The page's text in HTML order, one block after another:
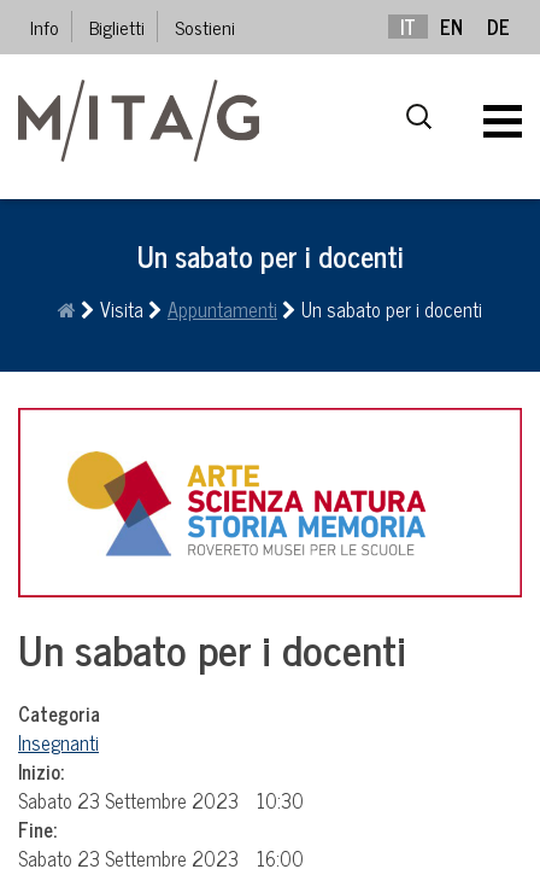
Info Biglietti Sostieni IT EN DE
Un sabato per i docenti
Visita Appuntamenti Un sabato per i docenti
Un sabato per i docenti
Categoria
Insegnanti
Inizio:
Sabato 23 Settembre 2023
10:30
Fine:
Sabato 23 Settembre 2023
16:00